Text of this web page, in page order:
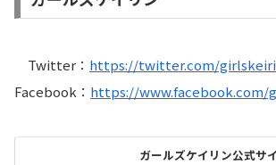
Twitter： https://twitter.com/
Facebook： https://www.facebook.com/
ガールズケイリン公式サ